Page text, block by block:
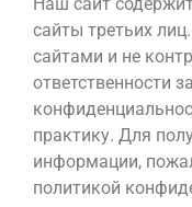
сайты третьих
сайтами и не
ответственности
практику. Для
информации,
политикой